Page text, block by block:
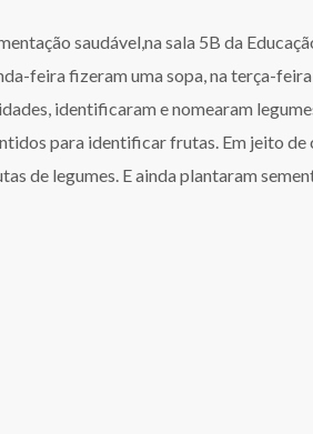
saudável,na sala 5B da
feira fizeram uma sopa, na terça-
identificaram e nomearam
para identificar frutas. Em jeito
de legumes. E ainda plantaram